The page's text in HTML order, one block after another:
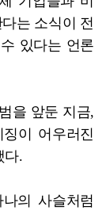
는 소식이 전
있다는 언론
을 앞둔 지금,
이 어우러진
다.
의 사슬처럼